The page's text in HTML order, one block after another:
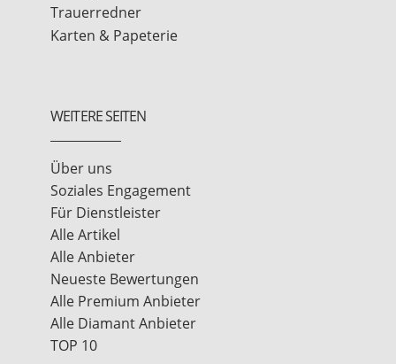
Trauerredner
Karten & Papeterie
WEITERE SEITEN
Über uns
Soziales Engagement
Für Dienstleister
Alle Artikel
Alle Anbieter
Neueste Bewertungen
Alle Premium Anbieter
Alle Diamant Anbieter
TOP 10